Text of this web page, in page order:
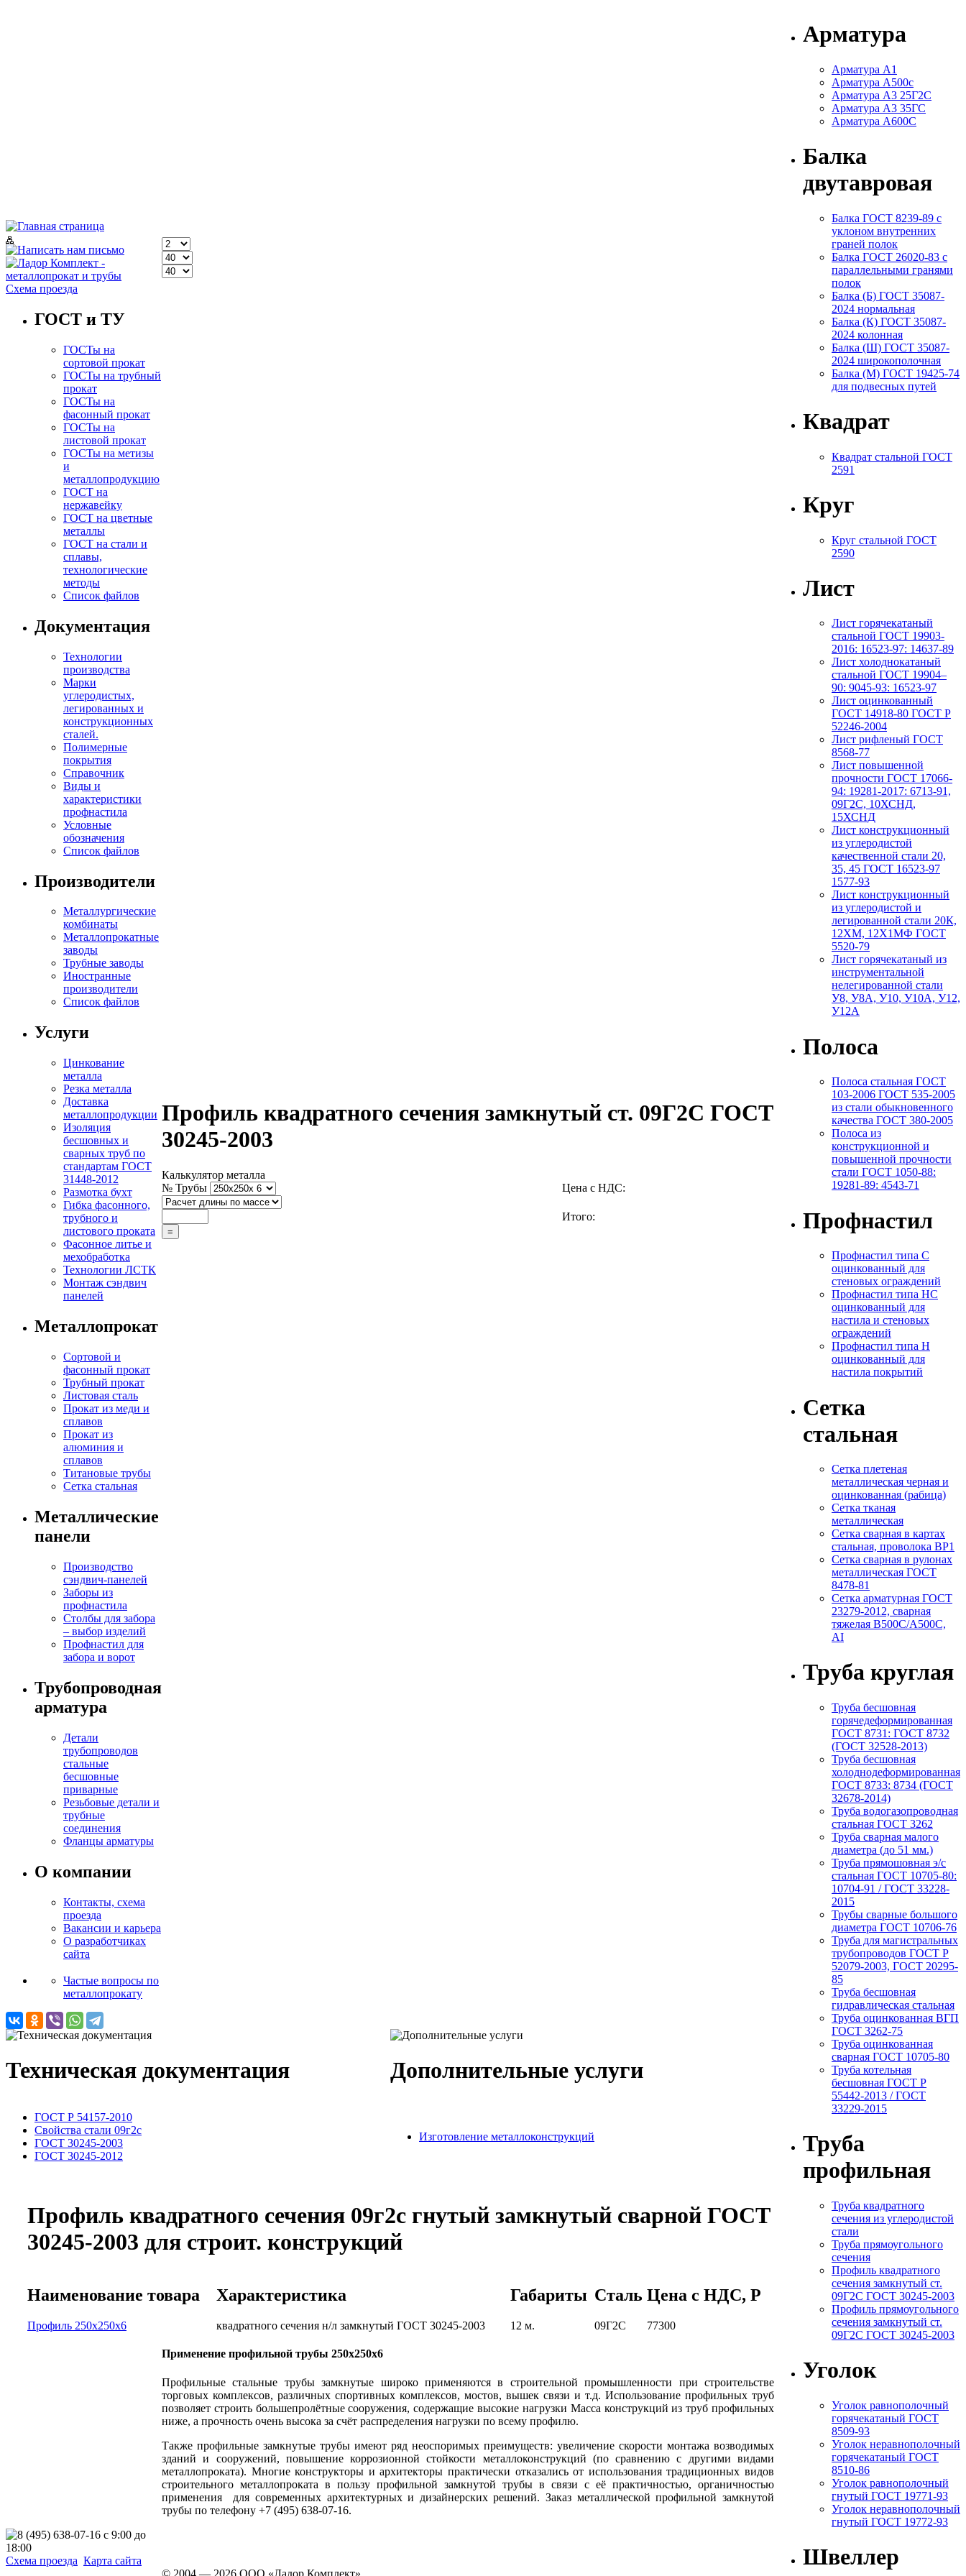
Схема проезда
ГОСТ и ТУ
ГОСТы на
сортовой прокат
ГОСТы на трубный
прокат
ГОСТы на
фасонный прокат
ГОСТы на
листовой прокат
ГОСТы на метизы
и
металлопродукцию
ГОСТ на
нержавейку
ГОСТ на цветные
металлы
ГОСТ на стали и
сплавы,
технологические
методы
Список файлов
Документация
Технологии
производства
Марки
углеродистых,
легированных и
конструкционных
сталей.
Полимерные
покрытия
Справочник
Виды и
характеристики
профнастила
Условные
обозначения
Список файлов
Производители
Металлургические
комбинаты
Металлопрокатные
заводы
Трубные заводы
Иностранные
производители
Список файлов
Услуги
Цинкование
металла
Резка металла
Доставка
металлопродукции
Изоляция
бесшовных и
сварных труб по
стандартам ГОСТ
31448-2012
Размотка бухт
Гибка фасонного,
трубного и
листового проката
Фасонное литье и
мехобработка
Технологии ЛСТК
Монтаж сэндвич
панелей
Металлопрокат
Сортовой и
фасонный прокат
Трубный прокат
Листовая сталь
Прокат из меди и
сплавов
Прокат из
алюминия и
сплавов
Титановые трубы
Сетка стальная
Металлические
панели
Производство
сэндвич-панелей
Заборы из
профнастила
Столбы для забора
– выбор изделий
Профнастил для
забора и ворот
Трубопроводная
арматура
Детали
трубопроводов
стальные
бесшовные
приварные
Резьбовые детали и
трубные
соединения
Фланцы арматуры
О компании
Контакты, схема
проезда
Вакансии и карьера
О разработчиках
сайта
Частые вопросы по
металлопрокату
Профиль квадратного сечения замкнутый ст. 09Г2С ГОСТ
30245-2003
Калькулятор металла
№ Трубы
Цена с НДС:
Итого:
Техническая документация Дополнительные услуги
ГОСТ Р 54157-2010
Свойства стали 09г2с
ГОСТ 30245-2003
ГОСТ 30245-2012
Изготовление металлоконструкций
Профиль квадратного сечения 09г2с гнутый замкнутый сварной ГОСТ
30245-2003 для строит. конструкций
Наименование товара Характеристика Габариты Сталь Цена c НДС, Р
Профиль 250х250х6 квадратного сечения н/л замкнутый ГОСТ 30245-2003 12 м. 09Г2С 77300
Применение профильной трубы 250х250х6
Профильные стальные трубы замкнутые широко применяются в строительной промышленности при строительстве
торговых комплексов, различных спортивных комплексов, мостов, вышек связи и т.д. Использование профильных труб
позволяет строить большепролётные сооружения, содержащие высокие нагрузки Масса конструкций из труб профильных
ниже, а прочность очень высока за счёт распределения нагрузки по всему профилю.
Также профильные замкнутые трубы имеют ряд неоспоримых преимуществ: увеличение скорости монтажа возводимых
зданий и сооружений, повышение коррозионной стойкости металлоконструкций (по сравнению с другими видами
металлопроката). Многие конструкторы и архитекторы практически отказались от использования традиционных видов
строительного металлопроката в пользу профильной замкнутой трубы в связи с её практичностью, органичностью
применения для современных архитектурных и дизайнерских решений. Заказ металлической профильной замкнутой
трубы по телефону +7 (495) 638-07-16.
Схема проезда Карта сайта
© 2004 — 2026 ООО «Ладор Комплект»
Арматура
Арматура А1
Арматура А500с
Арматура А3 25Г2С
Арматура А3 35ГС
Арматура А600С
Балка
двутавровая
Балка ГОСТ 8239-89 с
уклоном внутренних
граней полок
Балка ГОСТ 26020-83 с
параллельными гранями
полок
Балка (Б) ГОСТ 35087-
2024 нормальная
Балка (К) ГОСТ 35087-
2024 колонная
Балка (Ш) ГОСТ 35087-
2024 широкополочная
Балка (М) ГОСТ 19425-74
для подвесных путей
Квадрат
Квадрат стальной ГОСТ
2591
Круг
Круг стальной ГОСТ
2590
Лист
Лист горячекатаный
стальной ГОСТ 19903-
2016: 16523-97: 14637-89
Лист холоднокатаный
стальной ГОСТ 19904–
90: 9045-93: 16523-97
Лист оцинкованный
ГОСТ 14918-80 ГОСТ Р
52246-2004
Лист рифленый ГОСТ
8568-77
Лист повышенной
прочности ГОСТ 17066-
94: 19281-2017: 6713-91,
09Г2С, 10ХСНД,
15ХСНД
Лист конструкционный
из углеродистой
качественной стали 20,
35, 45 ГОСТ 16523-97
1577-93
Лист конструкционный
из углеродистой и
легированной стали 20К,
12ХМ, 12Х1МФ ГОСТ
5520-79
Лист горячекатаный из
инструментальной
нелегированной стали
У8, У8А, У10, У10А, У12,
У12А
Полоса
Полоса стальная ГОСТ
103-2006 ГОСТ 535-2005
из стали обыкновенного
качества ГОСТ 380-2005
Полоса из
конструкционной и
повышенной прочности
стали ГОСТ 1050-88:
19281-89: 4543-71
Профнастил
Профнастил типа С
оцинкованный для
стеновых ограждений
Профнастил типа НС
оцинкованный для
настила и стеновых
ограждений
Профнастил типа Н
оцинкованный для
настила покрытий
Сетка
стальная
Сетка плетеная
металлическая черная и
оцинкованная (рабица)
Сетка тканая
металлическая
Сетка сварная в картах
стальная, проволока ВР1
Сетка сварная в рулонах
металлическая ГОСТ
8478-81
Сетка арматурная ГОСТ
23279-2012, сварная
тяжелая В500С/А500С,
АI
Труба круглая
Труба бесшовная
горячедеформированная
ГОСТ 8731: ГОСТ 8732
(ГОСТ 32528-2013)
Труба бесшовная
холоднодеформированная
ГОСТ 8733: 8734 (ГОСТ
32678-2014)
Труба водогазопроводная
стальная ГОСТ 3262
Труба сварная малого
диаметра (до 51 мм.)
Труба прямошовная э/с
стальная ГОСТ 10705-80:
10704-91 / ГОСТ 33228-
2015
Трубы сварные большого
диаметра ГОСТ 10706-76
Труба для магистральных
трубопроводов ГОСТ Р
52079-2003, ГОСТ 20295-
85
Труба бесшовная
гидравлическая стальная
Труба оцинкованная ВГП
ГОСТ 3262-75
Труба оцинкованная
сварная ГОСТ 10705-80
Труба котельная
бесшовная ГОСТ Р
55442-2013 / ГОСТ
33229-2015
Труба
профильная
Труба квадратного
сечения из углеродистой
стали
Труба прямоугольного
сечения
Профиль квадратного
сечения замкнутый ст.
09Г2С ГОСТ 30245-2003
Профиль прямоугольного
сечения замкнутый ст.
09Г2С ГОСТ 30245-2003
Уголок
Уголок равнополочный
горячекатаный ГОСТ
8509-93
Уголок неравнополочный
горячекатаный ГОСТ
8510-86
Уголок равнополочный
гнутый ГОСТ 19771-93
Уголок неравнополочный
гнутый ГОСТ 19772-93
Швеллер